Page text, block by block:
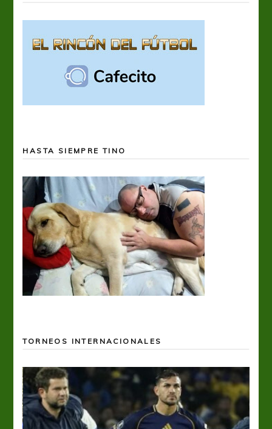
HASTA SIEMPRE TINO
TORNEOS INTERNACIONALES